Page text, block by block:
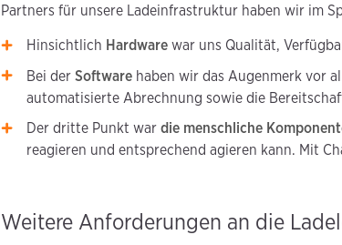
Partners für unsere Ladeinfrastruktur haben wir im
Hinsichtlich Hardwarewar uns Qualität,
Bei der Softwarehaben wir das Augenmerk vor
automatisierte Abrechnung sowie die
Der dritte Punkt war die menschliche
reagieren und entsprechend agieren kann. Mit
Weitere Anforderungen an die